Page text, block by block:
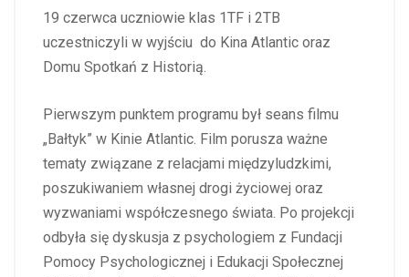
19 czerwca uczniowie klas 1TF i 2TB
uczestniczyli w wyjściu do Kina Atlantic oraz
Domu Spotkań z Historią.
Pierwszym punktem programu był seans filmu
„Bałtyk” w Kinie Atlantic. Film porusza ważne
tematy związane z relacjami międzyludzkimi,
poszukiwaniem własnej drogi życiowej oraz
wyzwaniami współczesnego świata. Po projekcji
odbyła się dyskusja z psychologiem z Fundacji
Pomocy Psychologicznej i Edukacji Społecznej